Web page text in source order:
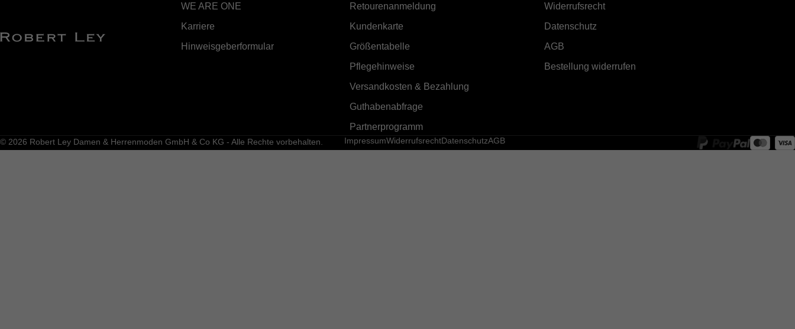
WE ARE ONE
Karriere
Hinweisgeberformular
Retourenanmeldung
Kundenkarte
Größentabelle
Pflegehinweise
Versandkosten & Bezahlung
Guthabenabfrage
Partnerprogramm
Widerrufsrecht
Datenschutz
AGB
Bestellung widerrufen
© 2026 Robert Ley Damen & Herrenmoden GmbH & Co KG - Alle Rechte vorbehalten. ImpressumWiderrufsrechtDatenschutzAGB